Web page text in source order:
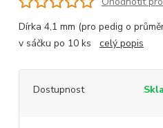
Dírka 4,1 mm (pro pedig o
v sáčku po 10 ks celý popis
Dostupnost